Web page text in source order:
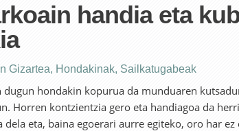
handia eta
Gizartea, Hondakinak, Sailkatugabeak
dugun hondakin kopurua da munduaren
Horren kontzientzia gero eta handiagoa da
dela eta, baina egoerari aurre egiteko, oro har